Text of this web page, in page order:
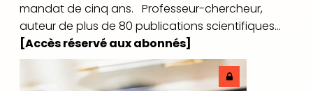
mandat de cinq ans. Professeur-chercheur,
auteur de plus de 80 publications scientifiques...
[Accès réservé aux abonnés]